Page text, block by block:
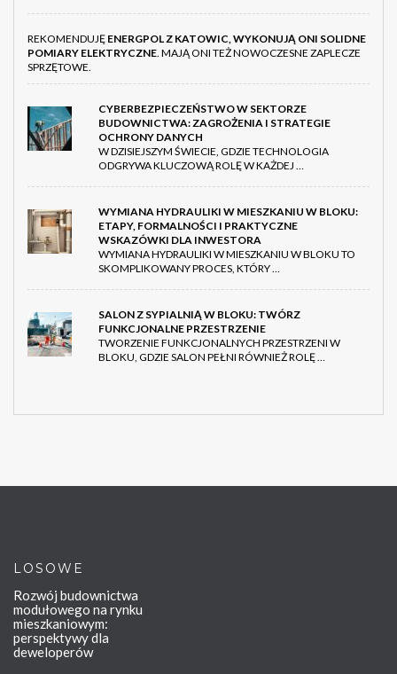
REKOMENDUJĘ ENERGPOL Z KATOWIC, WYKONUJĄ ONI SOLIDNE
POMIARY ELEKTRYCZNE . MAJĄ ONI TEŻ NOWOCZESNE ZAPLECZE
SPRZĘTOWE.
CYBERBEZPIECZEŃSTWO W SEKTORZE
BUDOWNICTWA: ZAGROŻENIA I STRATEGIE
OCHRONY DANYCH
W DZISIEJSZYM ŚWIECIE, GDZIE TECHNOLOGIA
ODGRYWA KLUCZOWĄ ROLĘ W KAŻDEJ …
WYMIANA HYDRAULIKI W MIESZKANIU W BLOKU:
ETAPY, FORMALNOŚCI I PRAKTYCZNE
WSKAZÓWKI DLA INWESTORA
WYMIANA HYDRAULIKI W MIESZKANIU W BLOKU TO
SKOMPLIKOWANY PROCES, KTÓRY …
SALON Z SYPIALNIĄ W BLOKU: TWÓRZ
FUNKCJONALNE PRZESTRZENIE
TWORZENIE FUNKCJONALNYCH PRZESTRZENI W
BLOKU, GDZIE SALON PEŁNI RÓWNIEŻ ROLĘ …
LOSOWE
Rozwój budownictwa
modułowego na rynku
mieszkaniowym:
perspektywy dla
deweloperów